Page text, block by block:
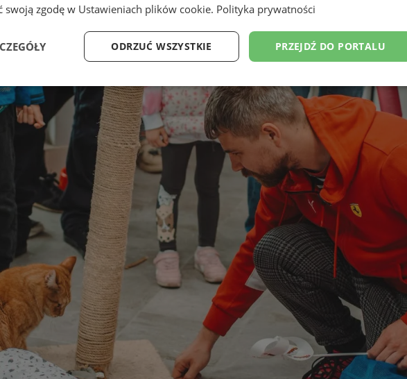
swoją zgodę w Ustawieniach plików cookie. Polityka prywatności
PRZEJDŹ DO PORTALU
ODRZUĆ WSZYSTKIE
Wydajność Targetowanie Funkcjonalność Niesklasyfikowane
Wydajność Targetowanie Funkcjonalność Niesklasyfikowane
cookie umożliwiają korzystanie z podstawowych funkcji strony internetowej, takich jak logowanie użytkownika i
Bez niezbędnych plików cookie nie można prawidłowo korzystać ze strony internetowej.
Provider
Domena
Okres
przechowywania
Opis
zabrze.com.pl
Ten plik cookie przechowuje identyfikator sesji.
zabrze.com.pl
Ten plik cookie przechowuje identyfikator sesji.
zabrze.com.pl
Ten plik cookie przechowuje identyfikator sesji.
Cloudflare
Inc.
.x.com
Ten plik cookie służy do rozróżniania ludzi i botów. Jest
to korzystne dla strony internetowej, ponieważ
umożliwia tworzenie ważnych raportów na temat
korzystania z jej witryny internetowej.